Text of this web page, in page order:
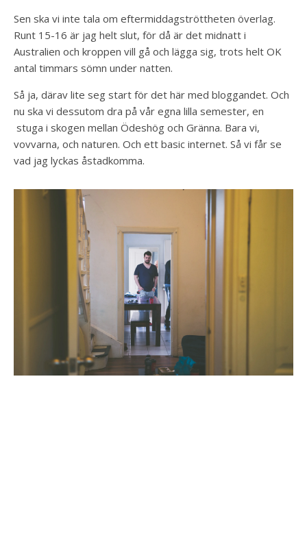
Sen ska vi inte tala om eftermiddagströttheten överlag.
Runt 15-16 är jag helt slut, för då är det midnatt i
Australien och kroppen vill gå och lägga sig, trots helt OK
antal timmars sömn under natten.
Så ja, därav lite seg start för det här med bloggandet. Och
nu ska vi dessutom dra på vår egna lilla semester, en
stuga i skogen mellan Ödeshög och Gränna. Bara vi,
vovvarna, och naturen. Och ett basic internet. Så vi får se
vad jag lyckas åstadkomma.